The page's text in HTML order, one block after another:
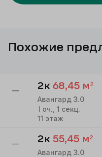
Похожие
— 2к 68,45 м²
Авангард 3.0
I оч., 1 секц.
11 этаж
— 2к 55,45 м²
Авангард 3.0